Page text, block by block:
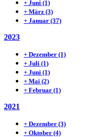
+ Juni (1)
+ März (3)
+ Januar (37)
2023
+ Dezember (1)
+ Juli (1)
+ Juni (1)
+ Mai (2)
+ Februar (1)
2021
+ Dezember (3)
+ Oktober (4)